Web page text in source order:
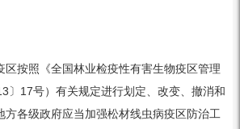
按照《全国林业检疫性有害生物疫区管理
〕17号）有关规定进行划定、改变、撤消和
方各级政府应当加强松材线虫病疫区防治工